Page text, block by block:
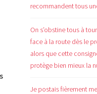
recommandent tous
On s’obstine tous à
face à la route dès le
alors que cette
protège bien mieux la
Je postais fièrement